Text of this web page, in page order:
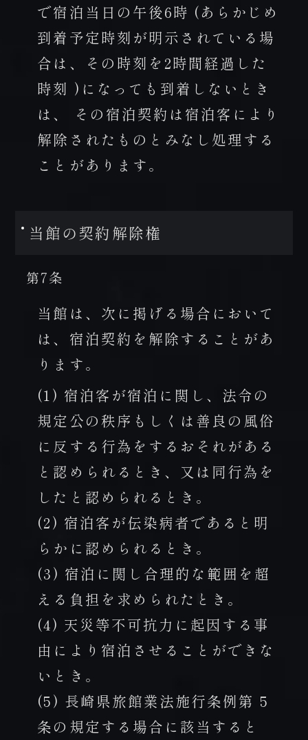
で宿泊当日の午後6時 (あらかじめ
到着予定時刻が明示されている場
合は、その時刻を2時間経過した
時刻 )になっても到着しないとき
は、 その宿泊契約は宿泊客により
解除されたものとみなし処理する
ことがあります。
当館の契約解除権
第7条
当館は、次に掲げる場合において
は、宿泊契約を解除することがあ
ります。
(1) 宿泊客が宿泊に関し、法令の
規定公の秩序もしくは善良の風俗
に反する行為をするおそれがある
と認められるとき、又は同行為を
したと認められるとき。
(2) 宿泊客が伝染病者であると明
らかに認められるとき。
(3) 宿泊に関し合理的な範囲を超
える負担を求められたとき。
(4) 天災等不可抗力に起因する事
由により宿泊させることができな
いとき。
(5) 長崎県旅館業法施行条例第 5
条の規定する場合に該当すると